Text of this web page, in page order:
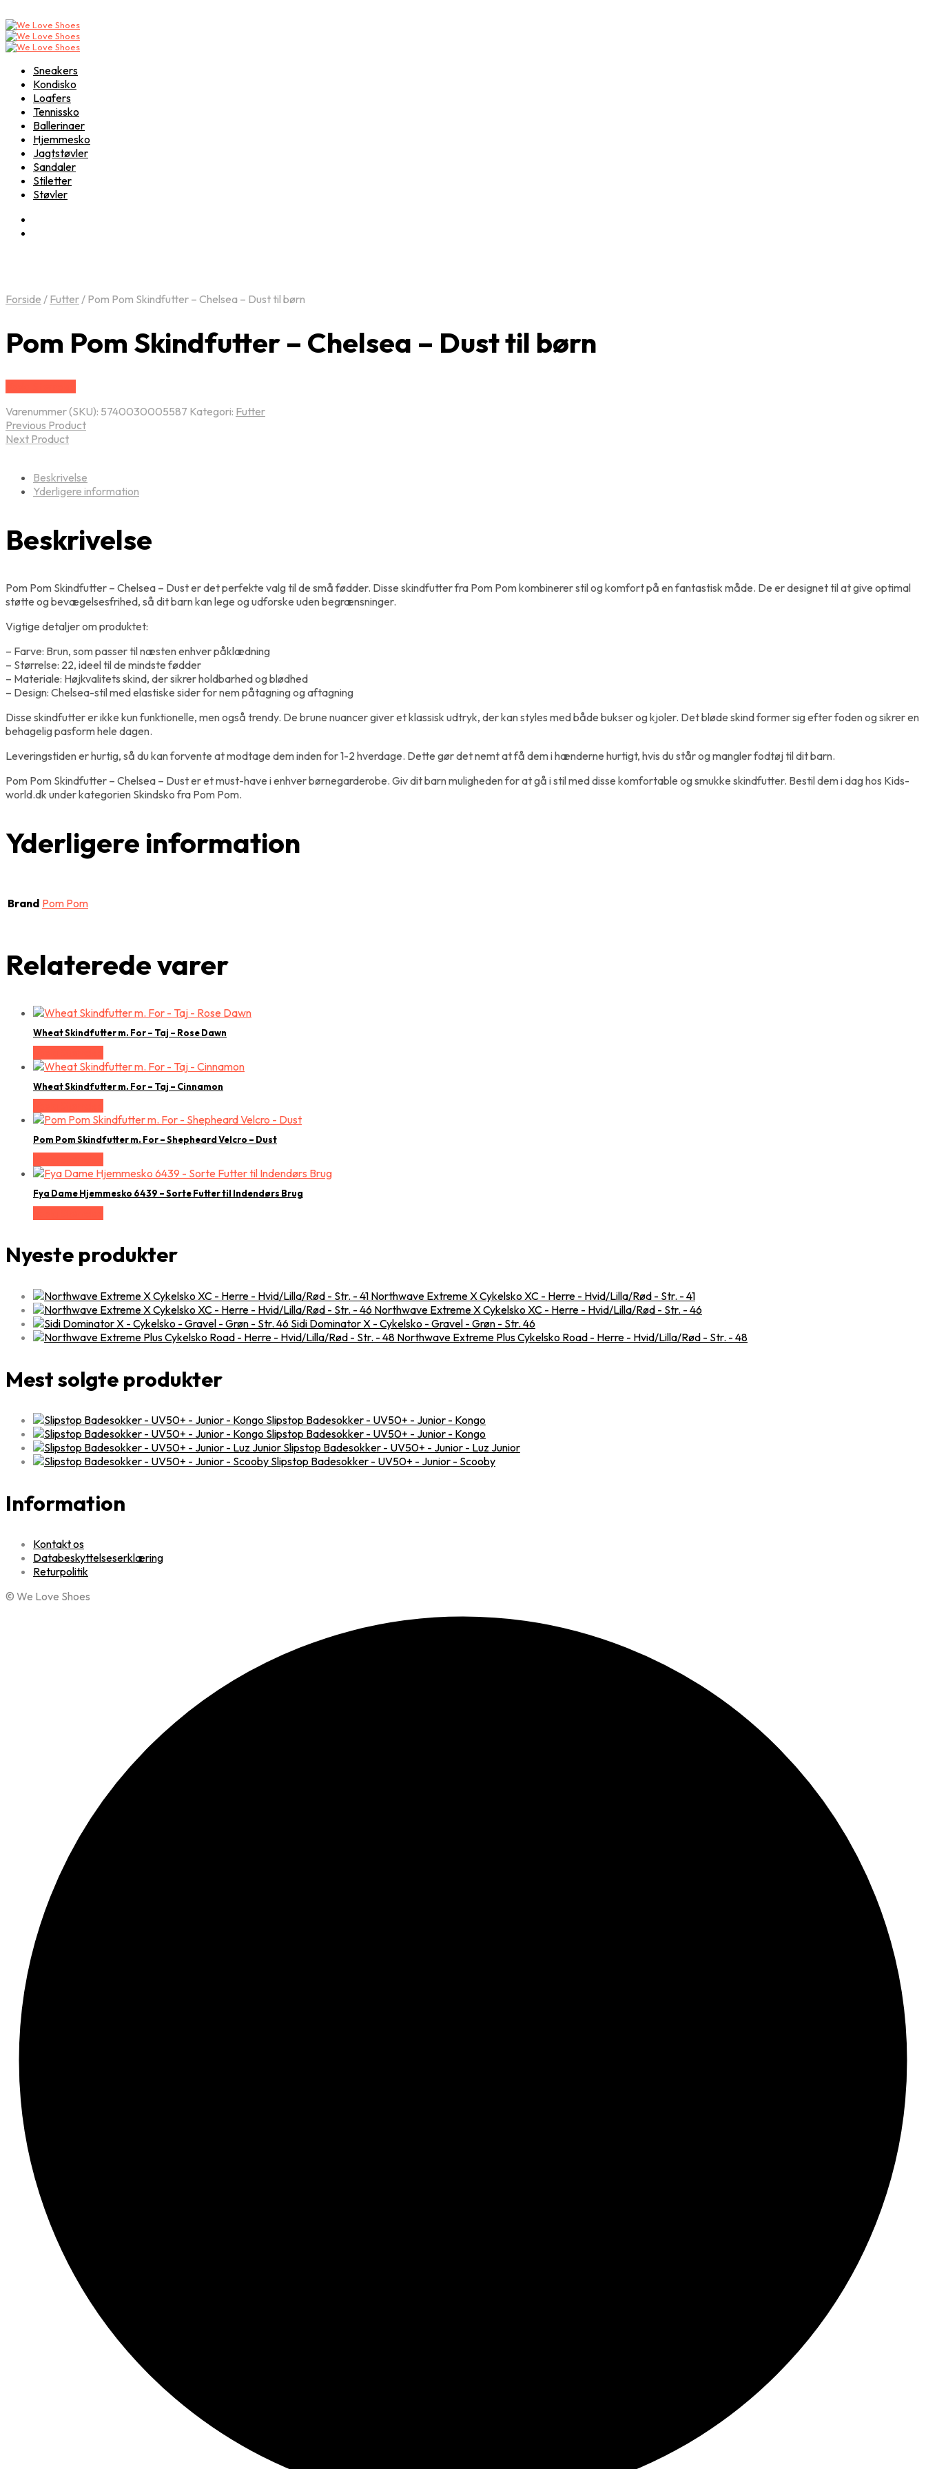
Sneakers
Kondisko
Loafers
Tennissko
Ballerinaer
Hjemmesko
Jagtstøvler
Sandaler
Stiletter
Støvler
Forside / Futter/ Pom Pom Skindfutter – Chelsea – Dust til børn
Pom Pom Skindfutter – Chelsea – Dust til børn
Varenummer (SKU): 5740030005587 Kategori: Futter
Previous Product
Next Product
Beskrivelse
Yderligere information
Beskrivelse
Pom Pom Skindfutter – Chelsea – Dust er det perfekte valg til de små fødder. Disse skindfutter fra Pom Pom kombinerer stil og komfort på en fantastisk måde. De er designet til at give optimal
støtte og bevægelsesfrihed, så dit barn kan lege og udforske uden begrænsninger.
Vigtige detaljer om produktet:
– Farve: Brun, som passer til næsten enhver påklædning
– Størrelse: 22, ideel til de mindste fødder
– Materiale: Højkvalitets skind, der sikrer holdbarhed og blødhed
– Design: Chelsea-stil med elastiske sider for nem påtagning og aftagning
Disse skindfutter er ikke kun funktionelle, men også trendy. De brune nuancer giver et klassisk udtryk, der kan styles med både bukser og kjoler. Det bløde skind former sig efter foden og sikrer en
behagelig pasform hele dagen.
Leveringstiden er hurtig, så du kan forvente at modtage dem inden for 1-2 hverdage. Dette gør det nemt at få dem i hænderne hurtigt, hvis du står og mangler fodtøj til dit barn.
Pom Pom Skindfutter – Chelsea – Dust er et must-have i enhver børnegarderobe. Giv dit barn muligheden for at gå i stil med disse komfortable og smukke skindfutter. Bestil dem i dag hos Kids-
world.dk under kategorien Skindsko fra Pom Pom.
Yderligere information
Brand Pom Pom
Relaterede varer
Wheat Skindfutter m. For – Taj – Rose Dawn
Wheat Skindfutter m. For – Taj – Cinnamon
Pom Pom Skindfutter m. For – Shepheard Velcro – Dust
Fya Dame Hjemmesko 6439 – Sorte Futter til Indendørs Brug
Nyeste produkter
Northwave Extreme X Cykelsko XC - Herre - Hvid/Lilla/Rød - Str. - 41
Northwave Extreme X Cykelsko XC - Herre - Hvid/Lilla/Rød - Str. - 46
Sidi Dominator X - Cykelsko - Gravel - Grøn - Str. 46
Northwave Extreme Plus Cykelsko Road - Herre - Hvid/Lilla/Rød - Str. - 48
Mest solgte produkter
Slipstop Badesokker - UV50+ - Junior - Kongo
Slipstop Badesokker - UV50+ - Junior - Kongo
Slipstop Badesokker - UV50+ - Junior - Luz Junior
Slipstop Badesokker - UV50+ - Junior - Scooby
Information
Kontakt os
Databeskyttelseserklæring
Returpolitik
© We Love Shoes